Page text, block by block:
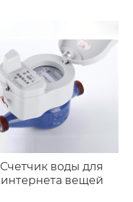
Счетчик воды для
интернета вещей